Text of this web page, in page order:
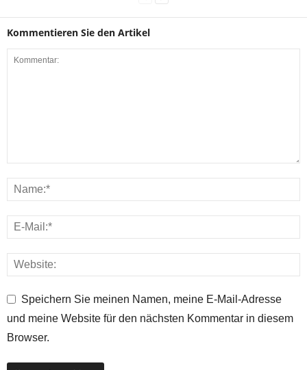
Kommentieren Sie den Artikel
Speichern Sie meinen Namen, meine E-Mail-Adresse
und meine Website für den nächsten Kommentar in diesem
Browser.